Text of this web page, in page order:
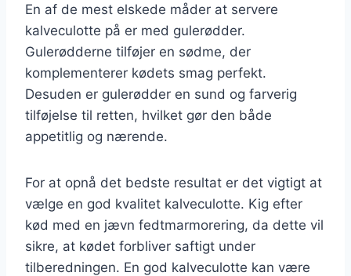
En af de mest elskede måder at servere
kalveculotte på er med gulerødder.
Gulerødderne tilføjer en sødme, der
komplementerer kødets smag perfekt.
Desuden er gulerødder en sund og farverig
tilføjelse til retten, hvilket gør den både
appetitlig og nærende.
For at opnå det bedste resultat er det vigtigt at
vælge en god kvalitet kalveculotte. Kig efter
kød med en jævn fedtmarmorering, da dette vil
sikre, at kødet forbliver saftigt under
tilberedningen. En god kalveculotte kan være